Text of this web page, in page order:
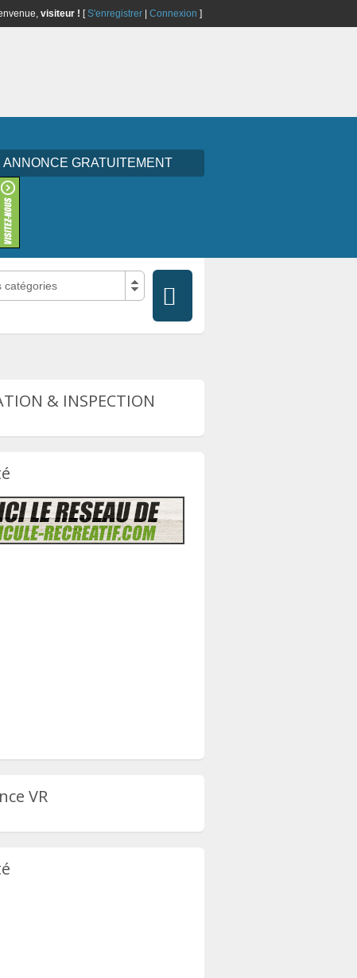
visiteur ! [S'enregistrer Connexion ]
ANNONCE GRATUITEMENT
catégories
& INSPECTION
VR